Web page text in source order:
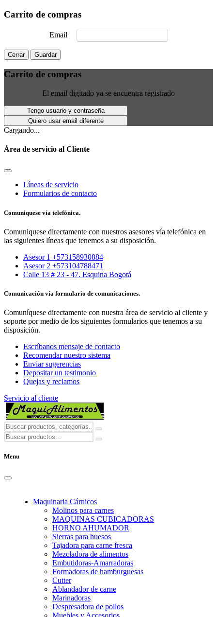
Carrito de compras
Email
Cerrar Guardar
Carrito de compras
El email digitado ya se encuentra registrado
Tengo usuario y contraseña
Quiero usar email diferente
Cargando...
Área de servicio al Cliente
Líneas de servicio
Formularios de contacto
Comuniquese vía telefónica.
Comuniquese directamente con nuestros asesores vía telefónica en
las siguientes líneas que tenemos a su disposición.
Asesor 1 +573158930884
Asesor 2 +573104788471
Calle 13 # 23 - 47. Esquina Bogotá
Comunicación vía formulario de comunicaciones.
Comuníquese directamente con nuestra área de servicio al cliente y
soporte por medio de los siguientes formularios que tenemos a su
disposición.
Escríbanos mensaje de contacto
Recomendar nuestro sistema
Enviar sugerencias
Depositar un testimonio
Quejas y reclamos
Servicio al cliente
Menu
Maquinaria Cárnicos
Molinos para carnes
MAQUINAS CUBICADORAS
HORNO AHUMADOR
Sierras para huesos
Tajadora para carne fresca
Mezcladora de alimentos
Embutidoras-Amarradoras
Formadoras de hamburguesas
Cutter
Ablandador de carne
Marinadoras
Despresadora de pollos
Muebles y Accesorios